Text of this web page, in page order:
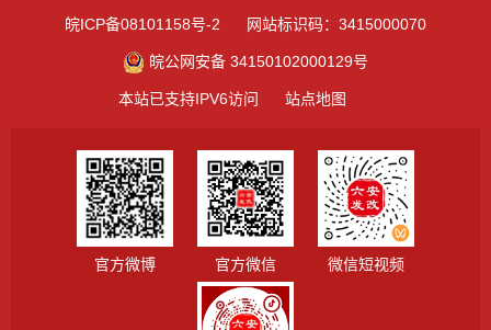
皖ICP备08101158号-2 网站标识码：3415000070
皖公网安备 34150102000129号
本站已支持IPV6访问 站点地图
官方微博 官方微信 微信短视频